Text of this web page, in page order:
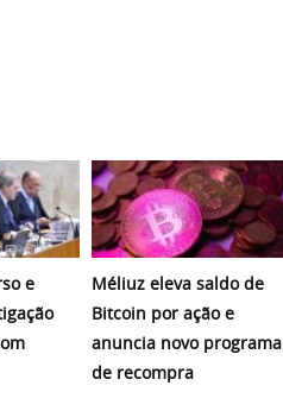
e
Méliuz eleva saldo de
Bitcoin por ação e
anuncia novo programa
de recompra